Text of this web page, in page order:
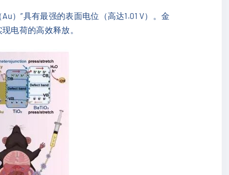
）”具有最强的表面电位（高达1.01 V）。金
电荷的高效释放。